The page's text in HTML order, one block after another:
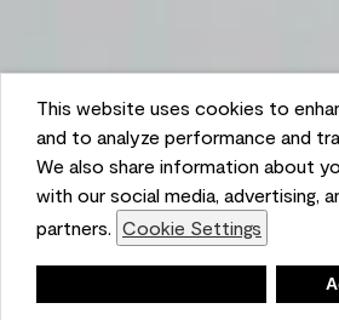
This website uses cookies to
and to analyze performance and
We also share information about
with our social media, advertising,
partners. Cookie Settings
Lista de